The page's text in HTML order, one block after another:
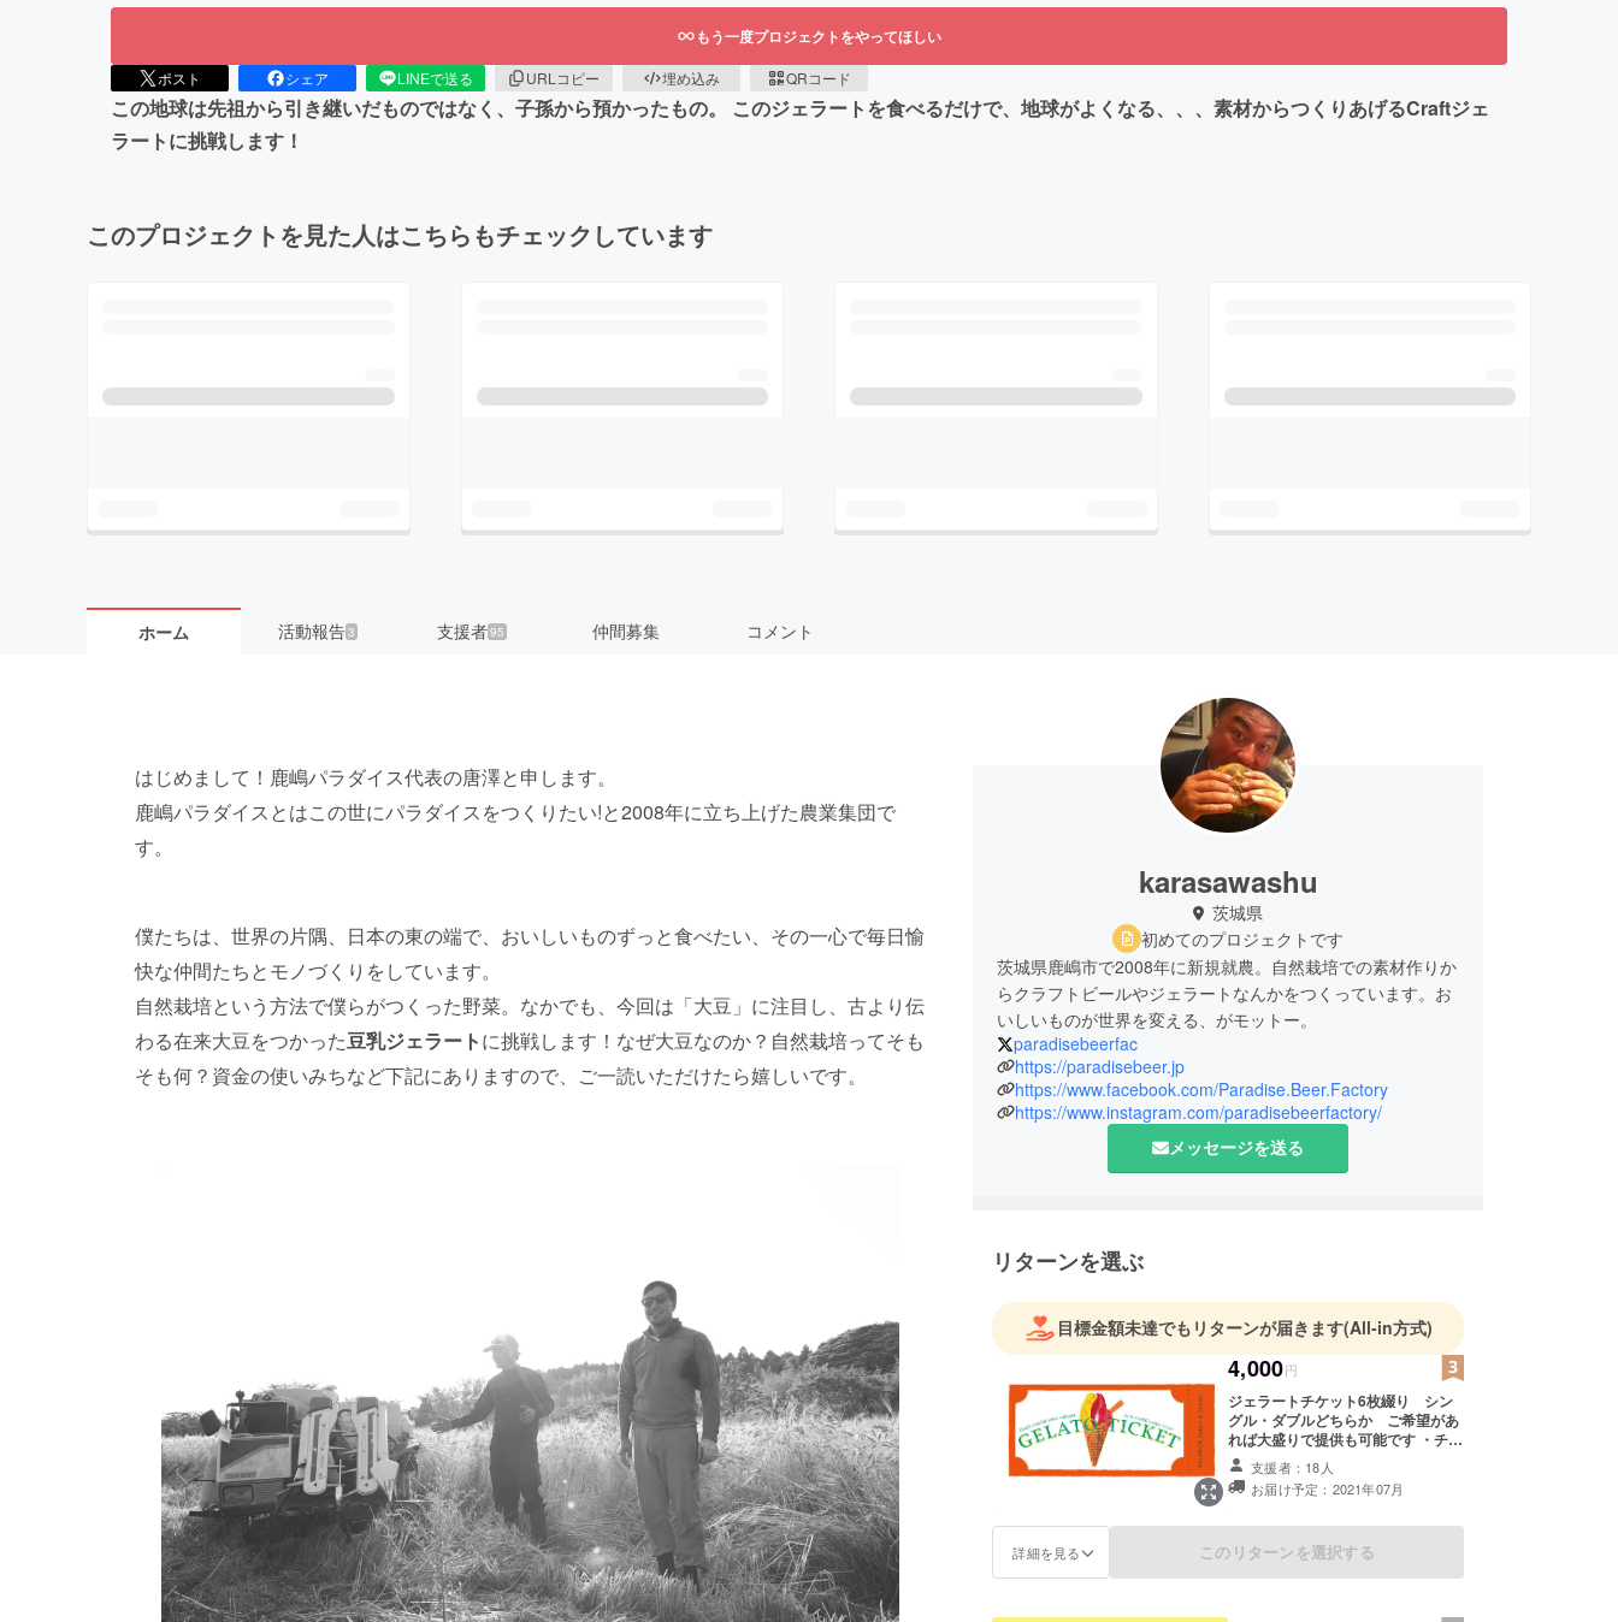
もう一度プロジェクトをやってほしい
ポスト シェア LINEで送る URLコピー 埋め込み QRコード
この地球は先祖から引き継いだものではなく、子孫から預かったもの。 このジェラートを食べるだけで、地球がよくなる、、、素材からつくりあげるCraftジェ
ラートに挑戦します！
このプロジェクトを見た人はこちらもチェックしています
ホーム 活動報告3 支援者95 仲間募集 コメント
はじめまして！鹿嶋パラダイス代表の唐澤と申します。
鹿嶋パラダイスとはこの世にパラダイスをつくりたい!と2008年に立ち上げた農業集団で
す。
僕たちは、世界の片隅、日本の東の端で、おいしいものずっと食べたい、その一心で毎日愉
快な仲間たちとモノづくりをしています。
自然栽培という方法で僕らがつくった野菜。なかでも、今回は「大豆」に注目し、古より伝
わる在来大豆をつかった豆乳ジェラートに挑戦します！なぜ大豆なのか？自然栽培ってそも
そも何？資金の使いみちなど下記にありますので、ご一読いただけたら嬉しいです。
karasawashu
茨城県
初めてのプロジェクトです
茨城県鹿嶋市で2008年に新規就農。自然栽培での素材作りか
らクラフトビールやジェラートなんかをつくっています。お
いしいものが世界を変える、がモットー。
paradisebeerfac
https://paradisebeer.jp
https://www.facebook.com/Paradise.Beer.Factory
https://www.instagram.com/paradisebeerfactory/
メッセージを送る
リターンを選ぶ
目標金額未達でもリターンが届きます(All-in方式)
4,000円
ジェラートチケット6枚綴り シン
グル・ダブルどちらか ご希望があ
れば大盛りで提供も可能です ・チ
ケットの有効期限：2021年7月1
日〜2021年12月末（資金決済法に
触れる恐れがあるため） ・受け渡し
お渡しします。
支援者：18人
お届け予定：2021年07月
詳細を見る このリターンを選択する